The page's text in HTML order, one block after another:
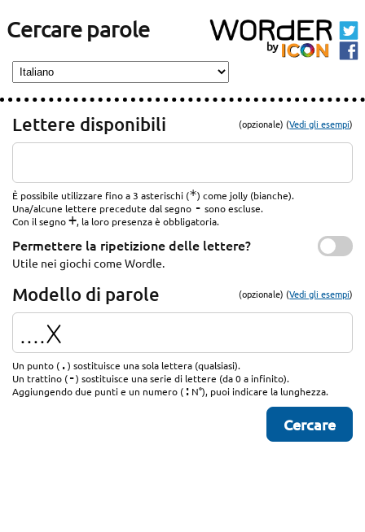
Cercare parole
Lettere disponibili (opzionale) (Vedi gli esempi)
È possibile utilizzare fino a 3 asterischi (*) come jolly (bianche).
Una/alcune lettere precedute dal segno - sono escluse.
Con il segno+, la loro presenza è obbligatoria.
Permettere la ripetizione delle lettere?
Utile nei giochi come Wordle.
Modello di parole (opzionale) (Vedi gli esempi)
Un punto (.) sostituisce una sola lettera (qualsiasi).
Un trattino (-) sostituisce una serie di lettere (da 0 a infinito).
Aggiungendo due punti e un numero (: N°), puoi indicare la lunghezza.